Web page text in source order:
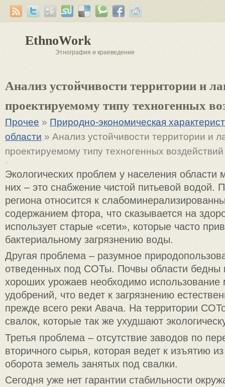
EthnoWork
Этнография и краеведение
Анализ устойчивости территории и
проектируемому типу техногенных
Прочее » Природно-экономическая
области » Анализ устойчивости территории и
проектируемому типу техногенных воздействий
Экологических проблем у населения
них – это снабжение чистой питьевой водой.
региона относится к
содержанием фтора, что сказывается на
использует старые «сети», которые часто
бактериальному загрязнению воды.
Другая проблема – разумное
отведенных под СОТы. Почвы области бедны
хороших урожаев необходимо использование
удобрений, что ведет к загрязнению
прежде всего реки Авача. На территории
свалок, которые так же ухудшают
Третья проблема – отсутствие заводов по
вторичного сырья, которая ведет к изъятию
оборота земель занятых под свалки.
Сегодня уже нет гарантии стабильности